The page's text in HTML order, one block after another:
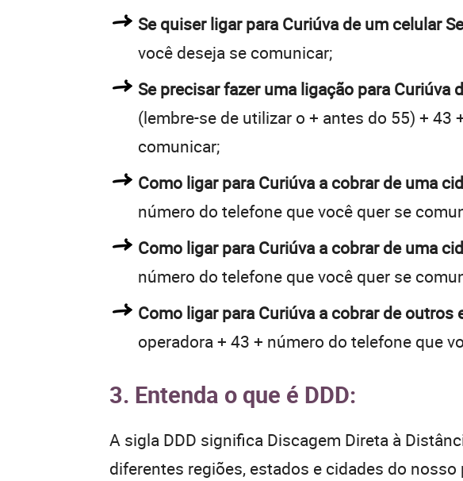
Se quiser ligar para Curiúva de um celular
você deseja se comunicar;
Se precisar fazer uma ligação para Curiúva
(lembre-se de utilizar o + antes do 55) +
comunicar;
Como ligar para Curiúva a cobrar de uma
número do telefone que você quer se
Como ligar para Curiúva a cobrar de uma
número do telefone que você quer se
Como ligar para Curiúva a cobrar de
operadora + 43 + número do telefone que
3. Entenda o que é DDD:
A sigla DDD significa Discagem Direta à
diferentes regiões, estados e cidades do nosso